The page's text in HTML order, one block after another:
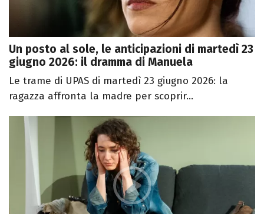
Un posto al sole, le anticipazioni di martedì 23
giugno 2026: il dramma di Manuela
Le trame di UPAS di martedì 23 giugno 2026: la
ragazza affronta la madre per scoprir...